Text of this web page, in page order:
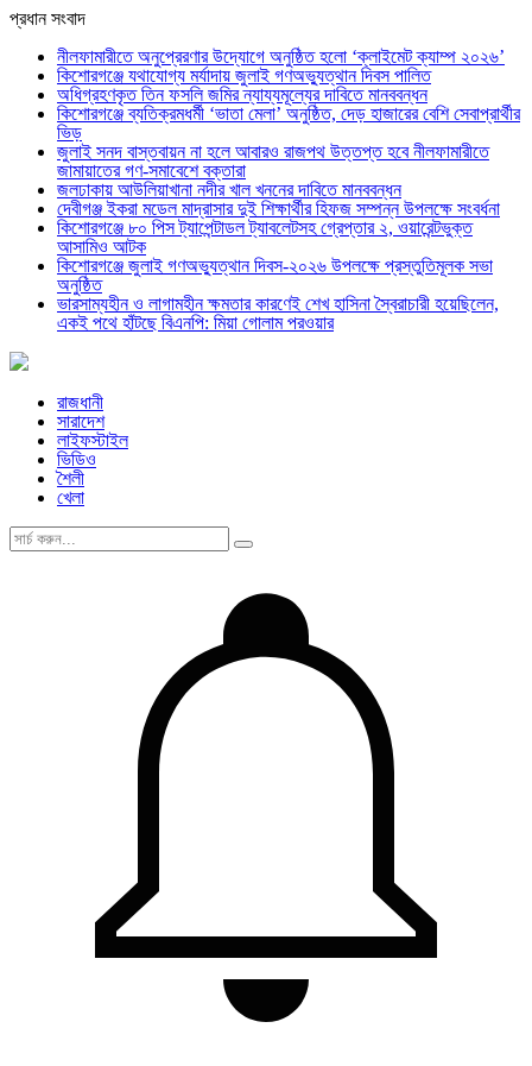
প্রধান সংবাদ
নীলফামারীতে অনুপ্রেরণার উদ্যোগে অনুষ্ঠিত হলো ‘ক্লাইমেট ক্যাম্প ২০২৬’
কিশোরগঞ্জে যথাযোগ্য মর্যাদায় জুলাই গণঅভ্যুত্থান দিবস পালিত
অধিগ্রহণকৃত তিন ফসলি জমির ন্যায্যমূল্যের দাবিতে মানববন্ধন
কিশোরগঞ্জে ব্যতিক্রমধর্মী ‘ভাতা মেলা’ অনুষ্ঠিত, দেড় হাজারের বেশি সেবাপ্রার্থীর
ভিড়
জুলাই সনদ বাস্তবায়ন না হলে আবারও রাজপথ উত্তপ্ত হবে নীলফামারীতে
জামায়াতের গণ-সমাবেশে বক্তারা
জলঢাকায় আউলিয়াখানা নদীর খাল খননের দাবিতে মানববন্ধন
দেবীগঞ্জ ইকরা মডেল মাদ্রাসার দুই শিক্ষার্থীর হিফজ সম্পন্ন উপলক্ষে সংবর্ধনা
কিশোরগঞ্জে ৮০ পিস ট্যাপেন্টাডল ট্যাবলেটসহ গ্রেপ্তার ২, ওয়ারেন্টভুক্ত
আসামিও আটক
কিশোরগঞ্জে জুলাই গণঅভ্যুত্থান দিবস-২০২৬ উপলক্ষে প্রস্তুতিমূলক সভা
অনুষ্ঠিত
ভারসাম্যহীন ও লাগামহীন ক্ষমতার কারণেই শেখ হাসিনা স্বৈরাচারী হয়েছিলেন,
একই পথে হাঁটছে বিএনপি: মিয়া গোলাম পরওয়ার
রাজধানী
সারাদেশ
লাইফস্টাইল
ভিডিও
শৈলী
খেলা